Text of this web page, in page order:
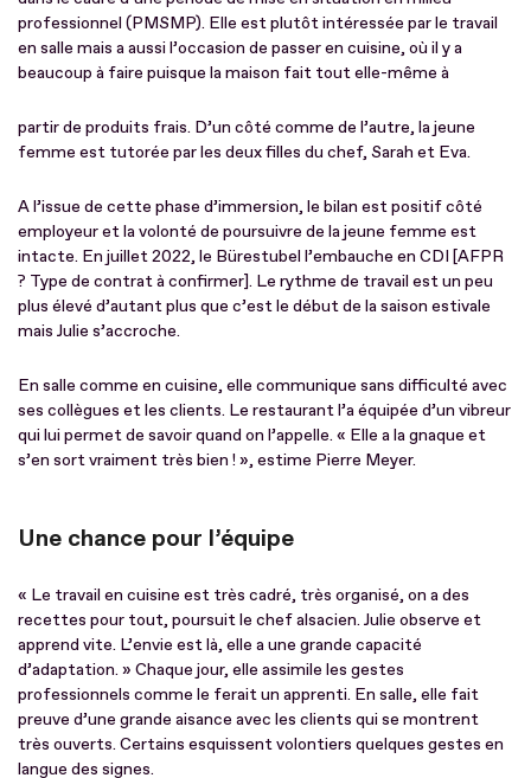
professionnel (PMSMP). Elle est plutôt intéressée par le travail
en salle mais a aussi l’occasion de passer en cuisine, où il y a
beaucoup à faire puisque la maison fait tout elle-même à
partir de produits frais. D’un côté comme de l’autre, la jeune
femme est tutorée par les deux filles du chef, Sarah et Eva.
A l’issue de cette phase d’immersion, le bilan est positif côté
employeur et la volonté de poursuivre de la jeune femme est
intacte. En juillet 2022, le Bürestubel l’embauche en CDI [AFPR
? Type de contrat à confirmer]. Le rythme de travail est un peu
plus élevé d’autant plus que c’est le début de la saison estivale
mais Julie s’accroche.
En salle comme en cuisine, elle communique sans difficulté avec
ses collègues et les clients. Le restaurant l’a équipée d’un vibreur
qui lui permet de savoir quand on l’appelle. « Elle a la gnaque et
s’en sort vraiment très bien ! », estime Pierre Meyer.
Une chance pour l’équipe
« Le travail en cuisine est très cadré, très organisé, on a des
recettes pour tout, poursuit le chef alsacien. Julie observe et
apprend vite. L’envie est là, elle a une grande capacité
d’adaptation. » Chaque jour, elle assimile les gestes
professionnels comme le ferait un apprenti. En salle, elle fait
preuve d’une grande aisance avec les clients qui se montrent
très ouverts. Certains esquissent volontiers quelques gestes en
langue des signes.